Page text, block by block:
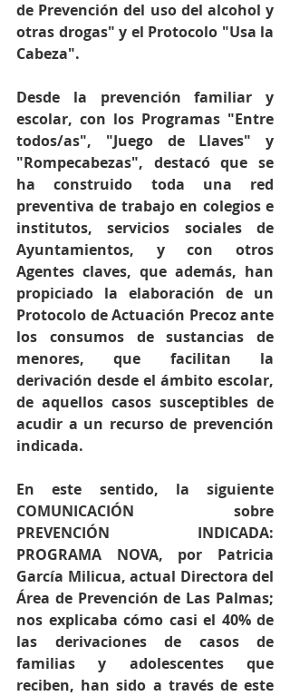
de Prevención del uso del alcohol y
otras drogas" y el Protocolo "Usa la
Cabeza".
Desde la prevención familiar y
escolar, con los Programas "Entre
todos/as", "Juego de Llaves" y
"Rompecabezas", destacó que se
ha construido toda una red
preventiva de trabajo en colegios e
institutos, servicios sociales de
Ayuntamientos, y con otros
Agentes claves, que además, han
propiciado la elaboración de un
Protocolo de Actuación Precoz ante
los consumos de sustancias de
menores, que facilitan la
derivación desde el ámbito escolar,
de aquellos casos susceptibles de
acudir a un recurso de prevención
indicada.
En este sentido, la siguiente
COMUNICACIÓN sobre
PREVENCIÓN INDICADA:
PROGRAMA NOVA, por Patricia
García Milicua, actual Directora del
Área de Prevención de Las Palmas;
nos explicaba cómo casi el 40% de
las derivaciones de casos de
familias y adolescentes que
reciben, han sido a través de este